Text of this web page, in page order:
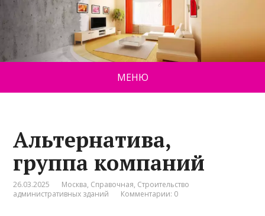
МЕНЮ
Альтернатива,
группа компаний
26.03.2025 Москва, Справочная, Строительство
административных зданий
Комментарии: 0